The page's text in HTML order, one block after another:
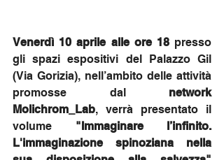
Venerdì 10 aprile alle ore 18 presso
gli spazi espositivi del Palazzo Gil
(Via Gorizia), nell’ambito delle attività
promosse dal network
Molichrom_Lab, verrà presentato il
volume "Immaginare l’infinito.
L'immaginazione spinoziana nella